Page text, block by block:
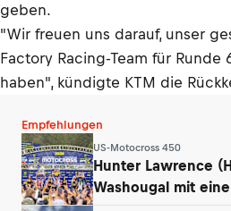
geben.
"Wir freuen uns darauf, unser
Factory Racing-Team für Runde
haben", kündigte KTM die
Empfehlungen
US-Motocross 450
Hunter Lawrence
Washougal mit